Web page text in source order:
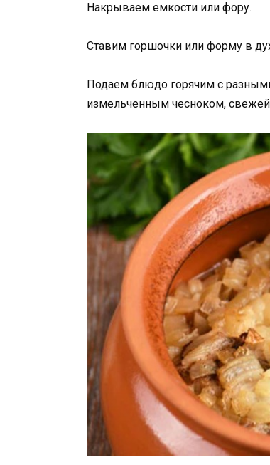
Накрываем емкости или фору.
Ставим горшочки или форму в
Подаем блюдо горячим с
измельченным чесноком,